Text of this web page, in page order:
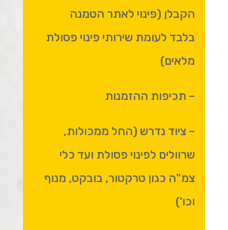
הקבלן (פינוי לאתר הטמנה
בלבד לעומת שירותי פינוי פסולת
מלאים)
– תכיפות ההזמנות
– ציוד נדרש (החל ממכולות,
שרוולים לפינוי פסולת ועד כלי
צמ"ה כגון טרקטור, בובקט, מנוף
וכו')